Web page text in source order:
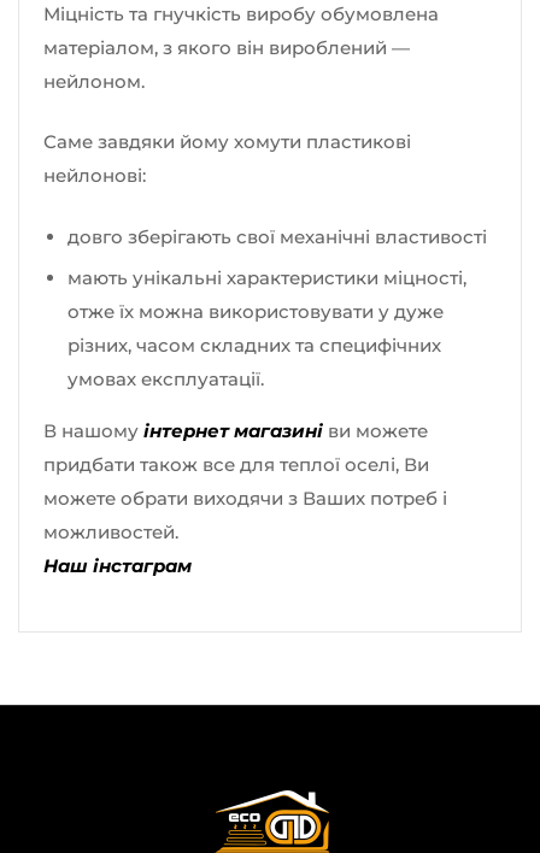
Міцність та гнучкість виробу обумовлена
матеріалом, з якого він вироблений —
нейлоном.
Саме завдяки йому хомути пластикові
нейлонові:
довго зберігають свої механічні властивості
мають унікальні характеристики міцності,
отже їх можна використовувати у дуже
різних, часом складних та специфічних
умовах експлуатації.
В нашому інтернет магазині ви можете
придбати також все для теплої оселі, Ви
можете обрати виходячи з Ваших потреб і
можливостей.
Наш інстаграм